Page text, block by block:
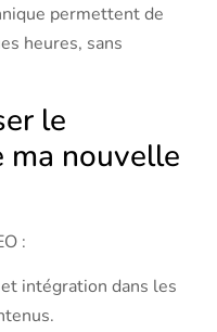
permettent de
heures, sans
le
ma nouvelle
:
intégration dans les